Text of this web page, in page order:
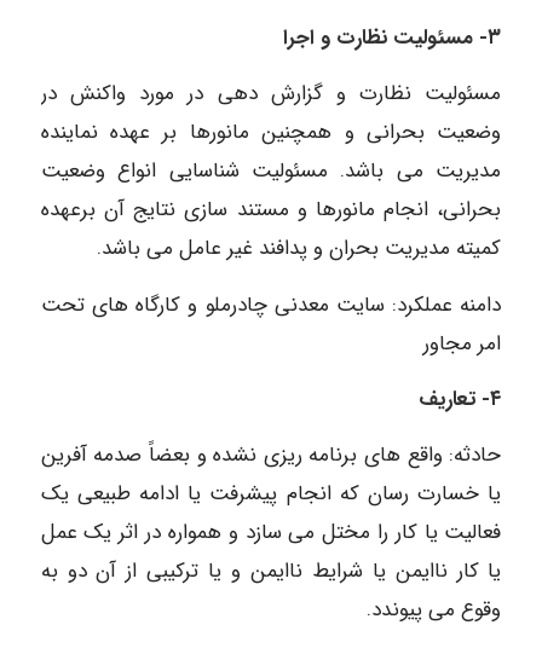
۳- مسئولیت نظارت و اجرا
مسئولیت نظارت و گزارش دهی در مورد واکنش در
وضعیت بحرانی و همچنین مانورها بر عهده نماینده
مدیریت می باشد. مسئولیت شناسایی انواع وضعیت
بحرانی، انجام مانورها و مستند سازی نتایج آن برعهده
کمیته مدیریت بحران و پدافند غیر عامل می باشد.
دامنه عملکرد: سایت معدنی چادرملو و کارگاه های تحت
امر مجاور
۴- تعاریف
حادثه: واقع های برنامه ریزی نشده و بعضاً صدمه آفرین
یا خسارت رسان که انجام پیشرفت یا ادامه طبیعی یک
فعالیت یا کار را مختل می سازد و همواره در اثر یک عمل
یا کار ناایمن یا شرایط ناایمن و یا ترکیبی از آن دو به
وقوع می پیوندد.